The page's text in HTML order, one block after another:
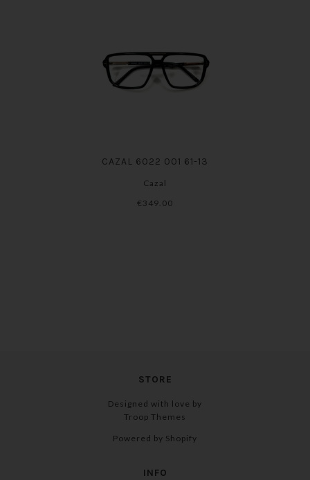
CAZAL 6022 001 61-13
Cazal
€349.00
STORE
Designed with love by
Troop Themes
Powered by Shopify
INFO